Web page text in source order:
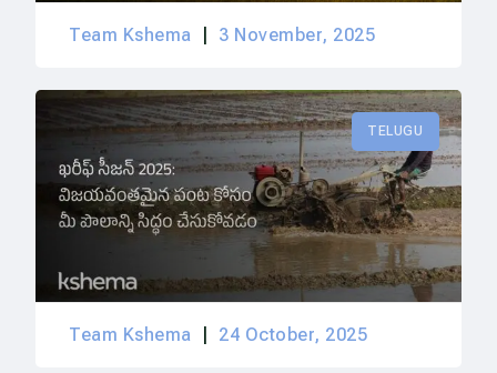
Team Kshema 3 November, 2025
TELUGU
Team Kshema 24 October, 2025